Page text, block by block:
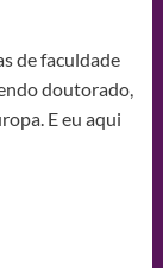
de faculdade
doutorado,
E eu aqui